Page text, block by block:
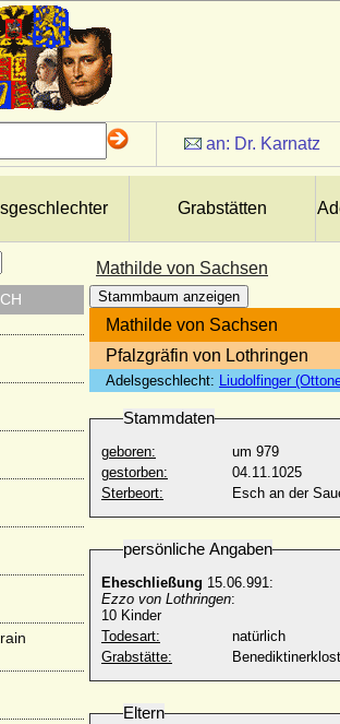
an: Dr. Karnatz
Grabstätten
Mathilde von Sachsen
Stammbaum anzeigen
Mathilde von Sachsen
Pfalzgräfin von Lothringen
Adelsgeschlecht: Liudolfinger
Stammdaten
geboren:
um 979
gestorben:
04.11.1025
Sterbeort:
Esch an der
persönliche Angaben
Eheschließung 15.06.991:
Ezzo von Lothringen:
10 Kinder
Todesart:
natürlich
Grabstätte:
Eltern
von
Billung)